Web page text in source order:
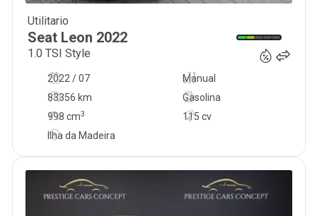
Utilitario
Seat Leon 2022
1.0 TSI Style
2022 / 07
Manual
83356 km
115 cv
Gasolina
998 cm3
Ilha da Madeira